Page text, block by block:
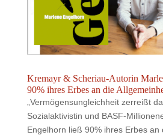
Kremayr & Scheriau-Autorin
90% ihres Erbes an die
„Vermögensungleichheit zerreißt
Sozialaktivistin und BASF-
Engelhorn ließ 90% ihres Erbes an